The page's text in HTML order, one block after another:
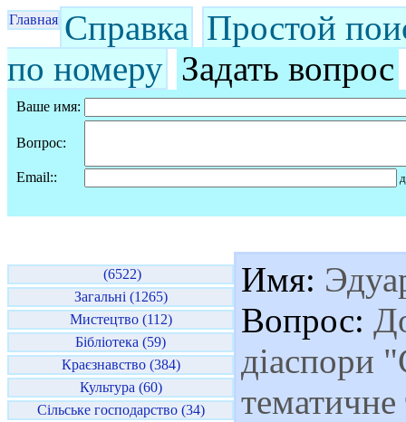
Главная Справка Простой
по номеру Задать вопрос
Ваше имя:
Вопрос:
Email::
(6522)
Загальні (1265)
Мистецтво (112)
Бібліотека (59)
Краєзнавство (384)
Культура (60)
Сільське господарство (34)
Имя:
Вопрос:
діаспори